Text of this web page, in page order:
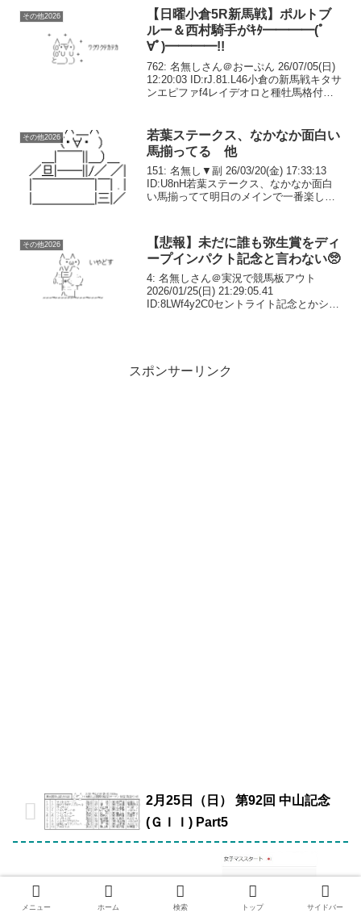
その他2026
【日曜小倉5R新馬戦】ポルトブ
ルー＆西村騎手がｷﾀ━━━━(ﾟ
∀ﾟ)━━━━!!
762: 名無しさん＠おーぷん 26/07/05(日)
12:20:03 ID:rJ.81.L46小倉の新馬戦キタサ
ンエピファf4レイデオロと種牡馬格付け
その他2026
若葉ステークス、なかなか面白い
馬揃ってる 他
151: 名無し▼副 26/03/20(金) 17:33:13
ID:U8nH若葉ステークス、なかなか面白
い馬揃ってて明日のメインで一番楽しみ
し▼副 26/03...
その他2026
【悲報】未だに誰も弥生賞をディ
ープインパクト記念と言わない🥺
4: 名無しさん＠実況で競馬板アウト
2026/01/25(日) 21:29:05.41
ID:8LWf4y2C0セントライト記念とかシン
スポンサーリンク
2月25日（日） 第92回 中山記念
(ＧＩＩ) Part5
メニュー ホーム 検索 トップ サイドバー